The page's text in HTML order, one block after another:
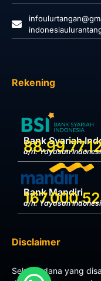
Rekening
Bank Syariah
a/n. Yayasan
Bank Mandiri
a/n. Yayasan
Disclaimer
Seluruh dana yang